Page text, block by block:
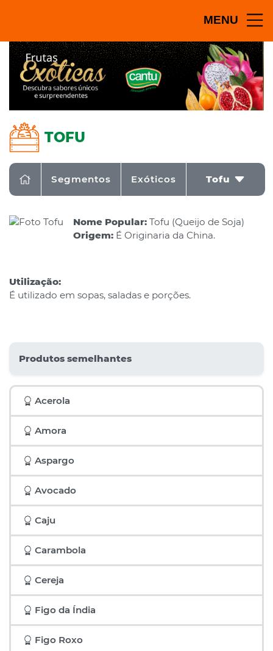
MENU
TOFU
Segmentos Exóticos Tofu
Nome Popular: Tofu (Queijo de Soja)
Origem: É Originaria da China.
Utilização:
É utilizado em sopas, saladas e porções.
Produtos semelhantes
Acerola
Amora
Aspargo
Avocado
Caju
Carambola
Cereja
Figo da Índia
Figo Roxo